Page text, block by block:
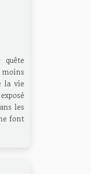
la vie
les
font